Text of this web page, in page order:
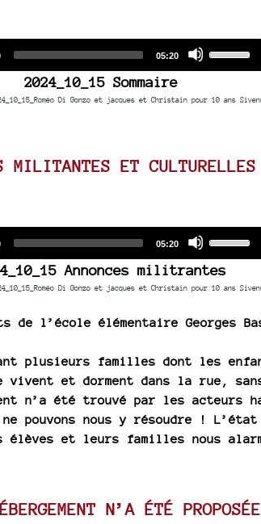
Total
05:20
keys
or
2024_10_15 Sommaire
Di Gonzo et jacques et Christain pour 10 ans
MILITANTES ET
Total
05:20
Arrow
keys
increase
volume.
Annonces militrantes
Di Gonzo et jacques et Christain pour 10 ans
de l’école élémentaire Georges
plusieurs familles dont les
vivent et dorment dans la rue,
n’a été trouvé par les acteurs
pouvons nous y résoudre ! L’état
élèves et leurs familles nous
N’A ÉTÉ